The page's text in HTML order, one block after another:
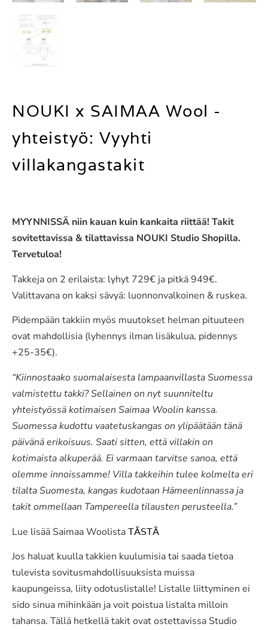
NOUKI x SAIMAA Wool -
yhteistyö: Vyyhti
villakangastakit
MYYNNISSÄ niin kauan kuin kankaita riittää! Takit
sovitettavissa & tilattavissa NOUKI Studio Shopilla.
Tervetuloa!
Takkeja on 2 erilaista: lyhyt 729€ ja pitkä 949€.
Valittavana on kaksi sävyä: luonnonvalkoinen & ruskea.
Pidempään takkiin myös muutokset helman pituuteen
ovat mahdollisia (lyhennys ilman lisäkulua, pidennys
+25-35€).
“Kiinnostaako suomalaisesta lampaanvillasta Suomessa
valmistettu takki? Sellainen on nyt suunniteltu
yhteistyössä kotimaisen Saimaa Woolin kanssa.
Suomessa kudottu vaatetuskangas on ylipäätään tänä
päivänä erikoisuus. Saati sitten, että villakin on
kotimaista alkuperää. Ei varmaan tarvitse sanoa, että
olemme innoissamme! Villa takkeihin tulee kolmelta eri
tilalta Suomesta, kangas kudotaan Hämeenlinnassa ja
takit ommellaan Tampereella tilausten perusteella.”
Lue lisää Saimaa WoolistaTÄSTÄ
Jos haluat kuulla takkien kuulumisia tai saada tietoa
tulevista sovitusmahdollisuuksista muissa
kaupungeissa, liity odotuslistalle! Listalle liittyminen ei
sido sinua mihinkään ja voit poistua listalta milloin
tahansa. Tällä hetkellä takit ovat ostettavissa Studio